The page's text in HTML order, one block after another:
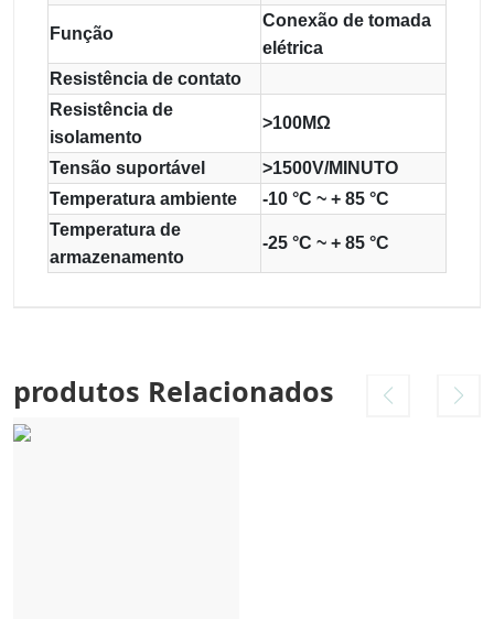
Função
Conexão de tomada
elétrica
Resistência de contato
Resistência de
isolamento
>100MΩ
Tensão suportável
>1500V/MINUTO
Temperatura ambiente
-10 °C ~ + 85 °C
Temperatura de
armazenamento
-25 °C ~ + 85 °C
produtos Relacionados